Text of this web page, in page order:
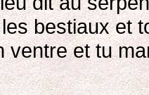
bestiaux et
ventre et tu